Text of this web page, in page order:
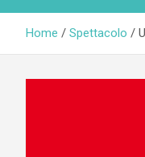
Home Spettacolo